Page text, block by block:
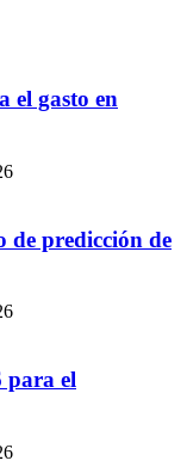
el gasto en
de predicción de
para el